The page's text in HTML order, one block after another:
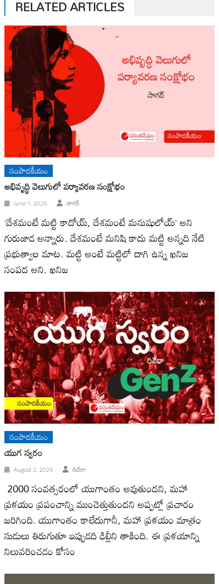
RELATED ARTICLES
సంపాదకీయం
అభివృద్ధి వెలుగులో పర్యావరణ సంక్షోభం
June 1, 2026 సాగర్
‘దేశమంటే మట్టి కాదోయ్, దేశమంటే మనుషులోయ్’ అని
గురుజాడ అన్నారు. దేశమంటే మనిషి కాదు మట్టి అన్నది నేటి
ప్రభుత్వాల మాట. మట్టి అంటే మట్టిలో దాగి ఉన్న ఖనిజ
సంపద అని. ఖనిజ
సంపాదకీయం
యుగ స్వ‌రం
August 2, 2026 రివేరా
2000 సంవ‌త్స‌రంలో యుగాంతం అవుతుంద‌ని, మ‌హా
ప్ర‌ళ‌యం ప్ర‌పంచాన్ని ముంచెత్తుతుంద‌ని అప్ప‌ట్లో ప్ర‌చారం
జ‌రిగింది. యుగాంతం కాలేదుగానీ, మ‌హా ప్ర‌ళ‌యం మాత్రం
సుడులు తిరుగుతూ ఇప్పుడ‌ది ఢిల్లీని తాకింది. ఈ ప్ర‌ళ‌యాన్ని
నిలువ‌రించ‌డం కోసం